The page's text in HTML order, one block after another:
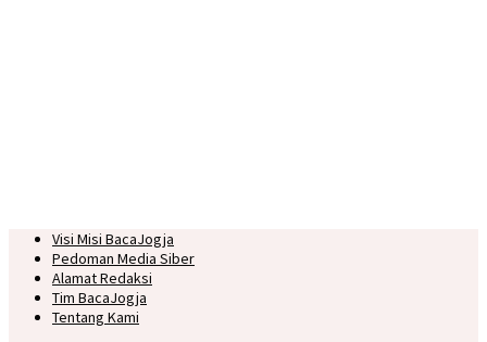
Visi Misi BacaJogja
Pedoman Media Siber
Alamat Redaksi
Tim BacaJogja
Tentang Kami